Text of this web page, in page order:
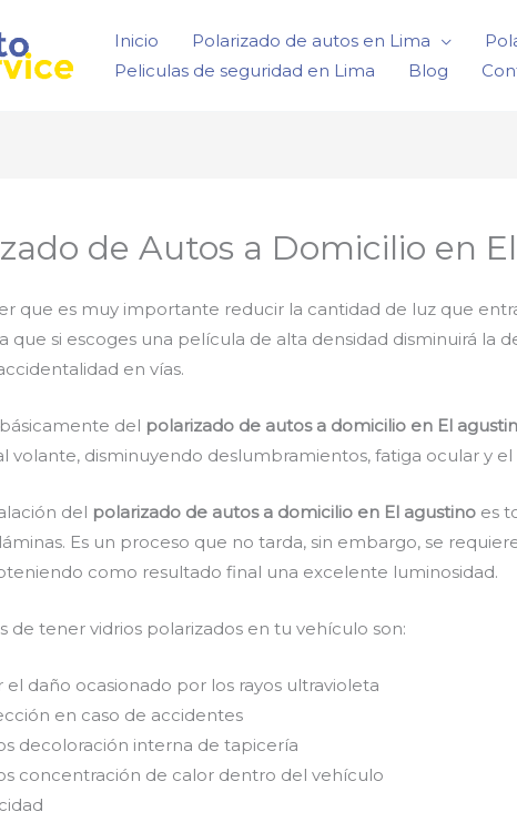
Inicio Polarizado de autos en Lima
Peliculas de seguridad en Lima
Blog
de Autos a Domicilio en
que es muy importante reducir la cantidad de luz que
que si escoges una película de alta densidad disminuirá
en vías.
del polarizado de autos a domicilio en El
volante, disminuyendo deslumbramientos, fatiga ocular y
del polarizado de autos a domicilio en El agustino es
Es un proceso que no tarda, sin embargo, se
como resultado final una excelente luminosidad.
de tener vidrios polarizados en tu vehículo son:
el daño ocasionado por los rayos ultravioleta
en caso de accidentes
decoloración interna de tapicería
concentración de calor dentro del vehículo